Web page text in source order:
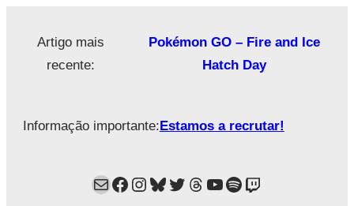
Artigo mais
recente:
Pokémon GO – Fire and Ice
Hatch Day
Informação importante:Estamos a recrutar!
MailFacebook
Instagram
Bluesky
Twitter
Estamos no Threads!
YouTube
Spotify
Twitch